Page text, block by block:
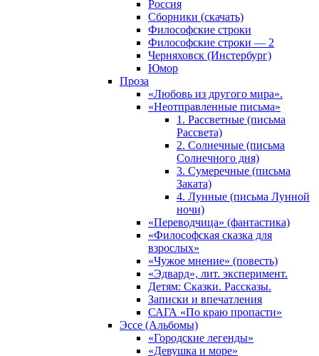
Россия
Сборники (скачать)
Философские строки
Философские строки — 2
Черняховск (Инстербург)
Юмор
Проза
«Любовь из другого мира».
«Неотправленные письма»
1. Рассветные (письма
Рассвета)
2. Солнечные (письма
Солнечного дня)
3. Сумеречные (письма
Заката)
4. Лунные (письма Лунной
ночи)
«Переводчица» (фантастика)
«Философская сказка для
взрослых»
«Чужое мнение» (повесть)
«Эдвард», лит. эксперимент.
Детям: Сказки. Рассказы.
Записки и впечатления
САГА «По краю пропасти»
Эссе (Альбомы)
«Городские легенды»
«Девушка и море»